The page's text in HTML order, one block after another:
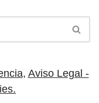
, Aviso Legal -